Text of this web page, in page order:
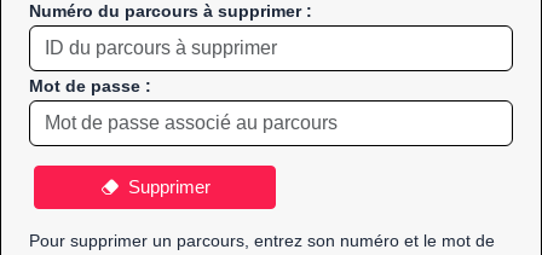
Numéro du parcours à supprimer :
Mot de passe :
Supprimer
Pour supprimer un parcours, entrez son numéro et le mot de